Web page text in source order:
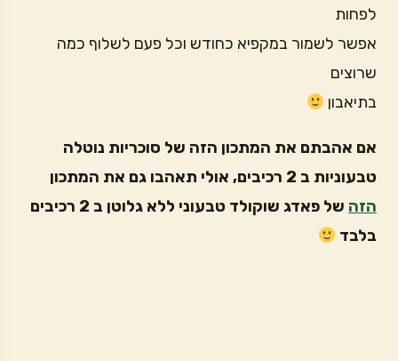
לפחות
אפשר לשמור במקפיא כחודש וכל פעם לשלוף כמה
שרוצים
בתיאבון
אם אהבתם את המתכון הזה של סוכריות נוטלה
טבעוניות ב 2 רכיבים, אולי תאהבו גם את המתכון
הזה
של פאדג שוקולד טבעוני ללא גלוטן ב 2 רכיבים
בלבד